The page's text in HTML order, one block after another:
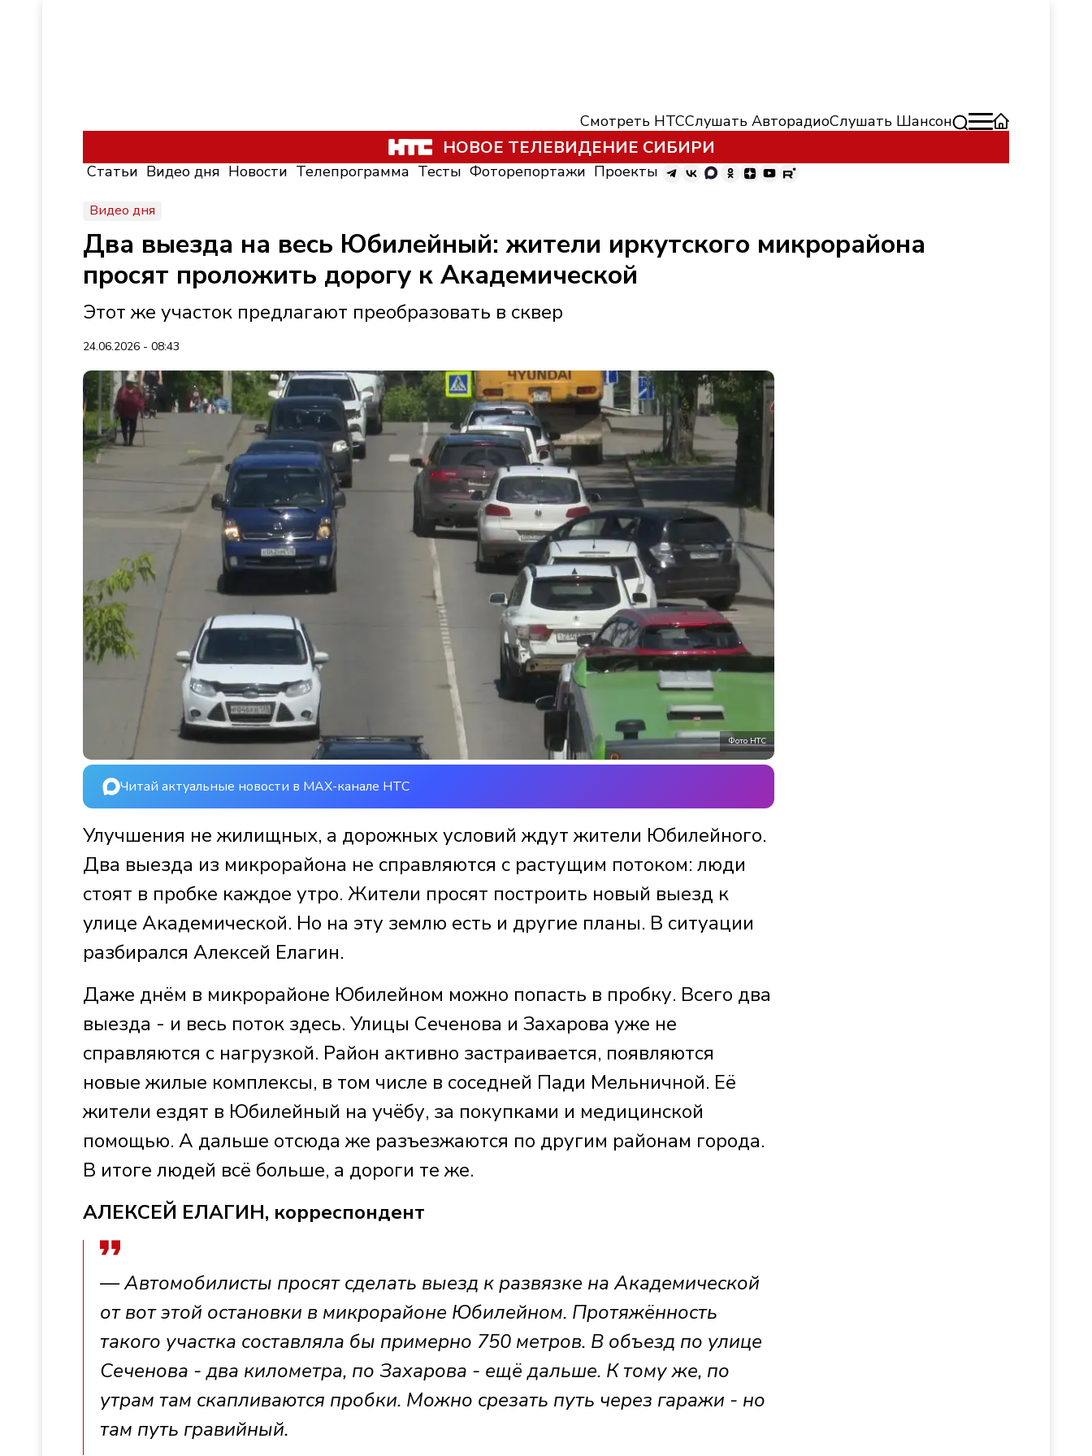
Смотреть НТССлушать АвторадиоСлушать Шансон
НОВОЕ ТЕЛЕВИДЕНИЕ СИБИРИ
Статьи Видео дня Новости Телепрограмма Тесты Фоторепортажи Проекты
Видео дня
Два выезда на весь Юбилейный: жители иркутского микрорайона
просят проложить дорогу к Академической
Этот же участок предлагают преобразовать в сквер
24.06.2026 - 08:43
Фото НТС
Читай актуальные новости в MAX-канале НТС
Улучшения не жилищных, а дорожных условий ждут жители Юбилейного.
Два выезда из микрорайона не справляются с растущим потоком: люди
стоят в пробке каждое утро. Жители просят построить новый выезд к
улице Академической. Но на эту землю есть и другие планы. В ситуации
разбирался Алексей Елагин.
Даже днём в микрорайоне Юбилейном можно попасть в пробку. Всего два
выезда - и весь поток здесь. Улицы Сеченова и Захарова уже не
справляются с нагрузкой. Район активно застраивается, появляются
новые жилые комплексы, в том числе в соседней Пади Мельничной. Её
жители ездят в Юбилейный на учёбу, за покупками и медицинской
помощью. А дальше отсюда же разъезжаются по другим районам города.
В итоге людей всё больше, а дороги те же.
АЛЕКСЕЙ ЕЛАГИН, корреспондент
— Автомобилисты просят сделать выезд к развязке на Академической
от вот этой остановки в микрорайоне Юбилейном. Протяжённость
такого участка составляла бы примерно 750 метров. В объезд по улице
Сеченова - два километра, по Захарова - ещё дальше. К тому же, по
утрам там скапливаются пробки. Можно срезать путь через гаражи - но
там путь гравийный.